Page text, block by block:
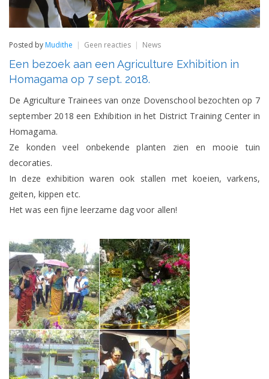
Posted by Mudithe Geen reactiesop
bezoek
aan
een
Agriculture
Exhibition
in
News
Een bezoek aan een Agriculture Exhibition in
Homagama op 7 sept. 2018.
De Agriculture Trainees van onze Dovenschool bezochten op 7
september 2018 een Exhibition in het District Training Center in
Homagama.
Ze konden veel onbekende planten zien en mooie tuin
decoraties.
In deze exhibition waren ook stallen met koeien, varkens,
geiten, kippen etc.
Het was een fijne leerzame dag voor allen!